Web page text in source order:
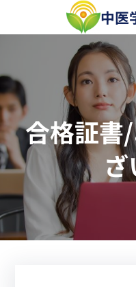
容
ス
キ
ッ
プ
中医
合格証書